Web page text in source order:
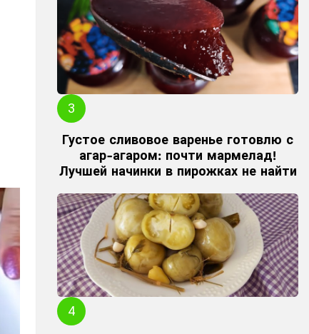
Густое сливовое варенье готовлю с
агар-агаром: почти мармелад!
Лучшей начинки в пирожках не найти